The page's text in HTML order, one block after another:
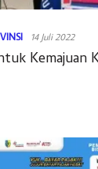
14 Juli 2022
Kemajuan